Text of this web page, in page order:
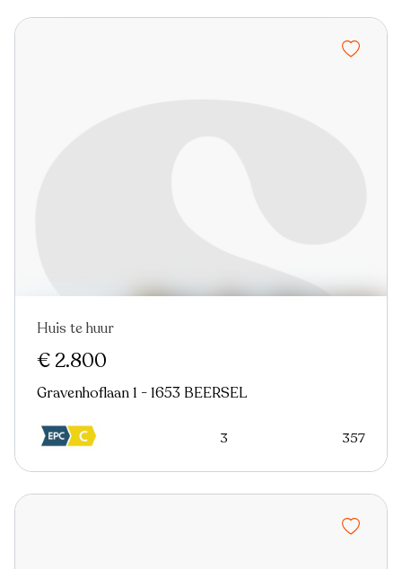
Virtual tour
Huis te huur
€ 2.800
Gravenhoflaan 1 - 1653 BEERSEL
3 357